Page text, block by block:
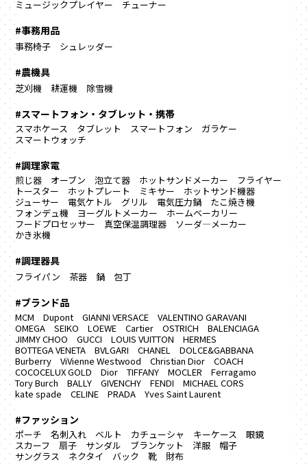
ミュージックプレイヤー
チューナー
#事務用品
事務椅子 シュレッダー
#農機具
芝刈機 耕運機 除雪機
#スマートフォン・タブレット・携帯
スマホケース タブレット スマートフォン
ガラケー
スマートウォッチ
#調理家電
煎じ器 オーブン 泡立て器 ホットサンドメーカー
フライヤー
トースター
ホットプレート ミキサー
ホットサンド機器
ジューサー
電気ケトル グリル 電気圧力鍋
たこ焼き機
フォンデュ機
ヨーグルトメーカー
ホームベーカリー
フードプロセッサー
真空保温調理器
ソーダ―メーカー
かき氷機
#調理器具
フライパン 茶器 鍋 包丁
#ブランド品
MCM Dupont GIANNI VERSACE
VALENTINO GARAVANI
OMEGA
SEIKO LOEWE Cartier OSTRICH
BALENCIAGA
JIMMY CHOO
GUCCI LOUIS VUITTON
HERMES
BOTTEGA VENETA
BVLGARI CHANEL
DOLCE&GABBANA
Burberry
ViVienne Westwood Christian Dior
COACH
COCOCELUX GOLD
Dior TIFFANY MOCLER
Ferragamo
Tory Burch
BALLY GIVENCHY FENDI
MICHAEL CORS
kate spade
CELINE PRADA Yves Saint Laurent
#ファッション
ポーチ 名刺入れ ベルト カチューシャ キーケース
眼鏡
スカーフ
扇子 サンダル ブランケット 洋服
帽子
サングラス
ネクタイ バック 靴 財布